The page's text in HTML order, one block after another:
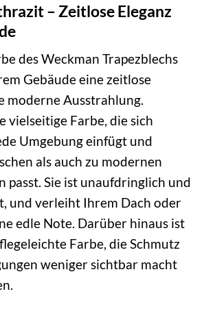
– Zeitlose Eleganz
des Weckman Trapezblechs
Gebäude eine zeitlose
moderne Ausstrahlung.
vielseitige Farbe, die sich
Umgebung einfügt und
als auch zu modernen
Sie ist unaufdringlich und
und verleiht Ihrem Dach oder
edle Note. Darüber hinaus ist
Farbe, die Schmutz
weniger sichtbar macht